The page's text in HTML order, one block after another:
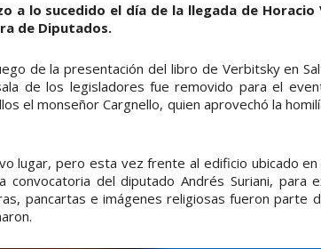
a lo sucedido el día de la llegada de
de Diputados.
de la presentación del libro de Verbitsky en
de los legisladores fue removido para el
el monseñor Cargnello, quien aprovechó la
lugar, pero esta vez frente al edificio ubicado en
del diputado Andrés Suriani, para
pancartas e imágenes religiosas fueron parte